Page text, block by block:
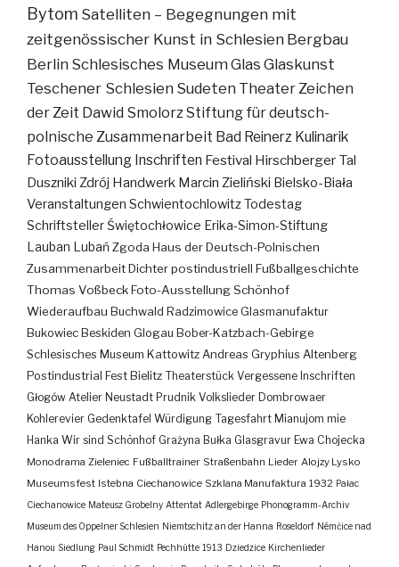
Bytom Satelliten – Begegnungen mit
zeitgenössischer Kunst in Schlesien Bergbau
Berlin Schlesisches MuseumGlas Glaskunst
Teschener Schlesien Sudeten TheaterZeichen
der Zeit Dawid SmolorzStiftung für deutsch-
polnische Zusammenarbeit Bad Reinerz Kulinarik
Fotoausstellung Inschriften Festival Hirschberger Tal
Duszniki Zdrój Handwerk Marcin Zieliński Bielsko-Biała
Veranstaltungen SchwientochlowitzTodestag
SchriftstellerŚwiętochłowice Erika-Simon-Stiftung
Lauban LubańZgoda Haus der Deutsch-Polnischen
ZusammenarbeitDichterpostindustriell Fußballgeschichte
Thomas VoßbeckFoto-AusstellungSchönhof
Wiederaufbau Buchwald Radzimowice Glasmanufaktur
Bukowiec Beskiden Glogau Bober-Katzbach-Gebirge
Schlesisches Museum Kattowitz Andreas Gryphius Altenberg
Postindustrial Fest Bielitz Theaterstück Vergessene Inschriften
Głogów Atelier Neustadt Prudnik Volkslieder Dombrowaer
Kohlerevier Gedenktafel Würdigung Tagesfahrt Mianujom mie
Hanka Wir sind Schönhof Grażyna Bułka Glasgravur Ewa Chojecka
Monodrama Zieleniec Fußballtrainer Straßenbahn Lieder Alojzy Lysko
Museumsfest Istebna Ciechanowice Szklana Manufaktura 1932 Pałac
Ciechanowice Mateusz Grobelny Attentat Adlergebirge Phonogramm-Archiv
Museum des Oppelner Schlesien Niemtschitz an der Hanna Roseldorf Némčice nad
Hanou Siedlung Paul Schmidt Pechhütte 1913 Dziedzice Kirchenlieder